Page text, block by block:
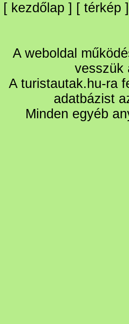
[ kezdőlap ] [ térkép
A weboldal
vesszük
A turistautak.hu-ra
adatbázist
Minden egyéb